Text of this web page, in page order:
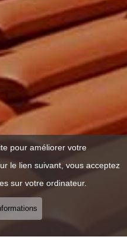
pour améliorer votre
le lien suivant, vous acceptez
sur votre ordinateur.